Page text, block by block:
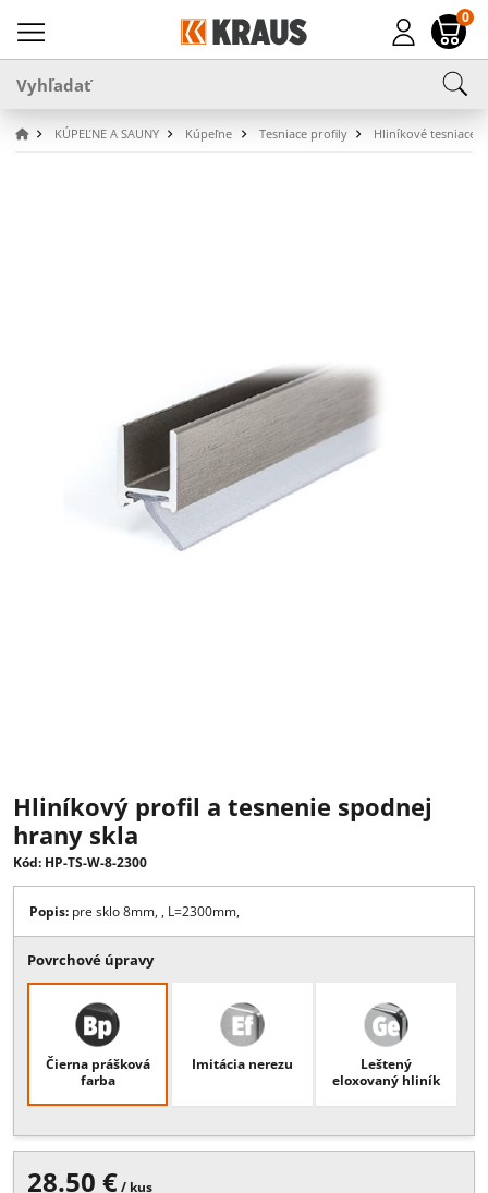
0
KÚPEĽNE A SAUNY Kúpeľne Tesniace profily Hliníkové tesniace
Hliníkový profil a tesnenie spodnej
hrany skla
Kód: HP-TS-W-8-2300
pre sklo 8mm, , L=2300mm,
Povrchové úpravy
Čierna prášková